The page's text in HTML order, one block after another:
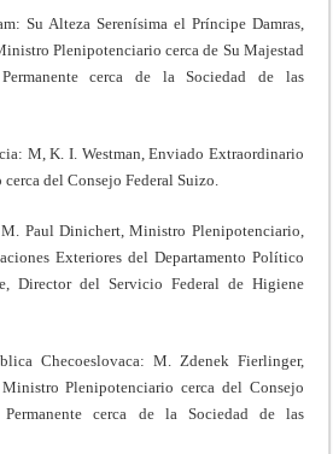
Su Alteza Serenísima el Príncipe Damras,
Plenipotenciario cerca de Su Majestad
Permanente cerca de la Sociedad de las
M, K. I. Westman, Enviado Extraordinario
del Consejo Federal Suizo.
Paul Dinichert, Ministro Plenipotenciario,
Exteriores del Departamento Político
Director del Servicio Federal de Higiene
Checoeslovaca: M. Zdenek Fierlinger,
Plenipotenciario cerca del Consejo
Permanente cerca de la Sociedad de las